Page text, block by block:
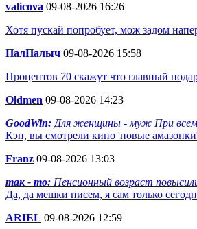
valicova 09-08-2026 16:26
Хотя пускай попробует, мож задом
ПалПалыч 09-08-2026 15:58
Процентов 70 скажут что главный
Oldmen 09-08-2026 14:23
GoodWin: Для женщины - муж При всем
Кэп, вы смотрели кино 'новые
Franz 09-08-2026 13:03
так - то: Пенсионный возраст
Да, да мешки писем, я сам только
ARIEL 09-08-2026 12:59